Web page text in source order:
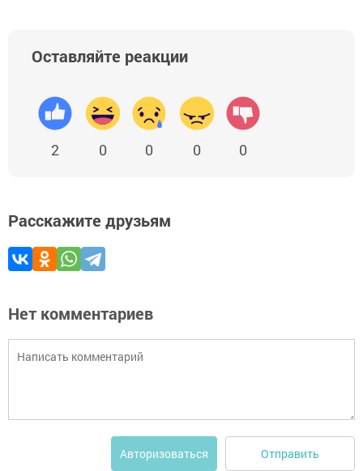
Оставляйте реакции
2 0 0 0 0
Расскажите друзьям
Нет комментариев
Авторизоваться Отправить